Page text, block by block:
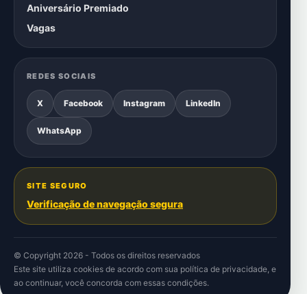
Aniversário Premiado
Vagas
REDES SOCIAIS
X Facebook Instagram LinkedIn
WhatsApp
SITE SEGURO
Verificação de navegação segura
© Copyright 2026 - Todos os direitos reservados
Este site utiliza cookies de acordo com sua política de privacidade, e
ao continuar, você concorda com essas condições.